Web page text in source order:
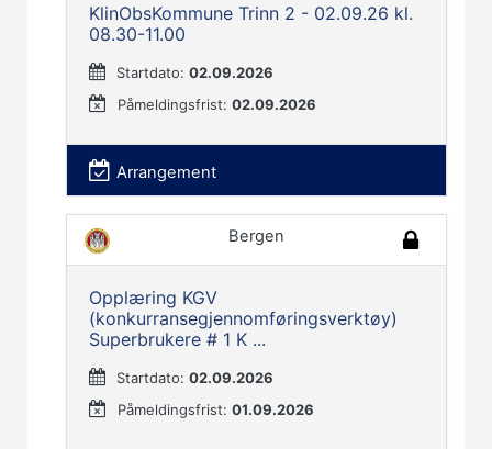
KlinObsKommune Trinn 2 - 02.09.26 kl.
08.30-11.00
Startdato:02.09.2026
Påmeldingsfrist:02.09.2026
Arrangement
Bergen
Opplæring KGV
(konkurransegjennomføringsverktøy)
Superbrukere # 1 K ...
Startdato:02.09.2026
Påmeldingsfrist:01.09.2026